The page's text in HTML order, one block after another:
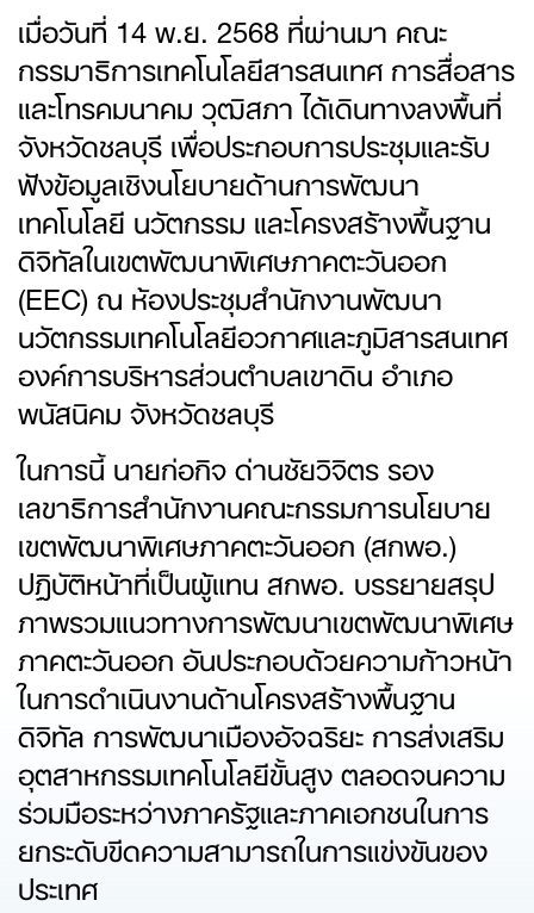
เมื่อวันที่ 14 พ.ย. 2568 ที่ผ่านมา คณะ
กรรมาธิการเทคโนโลยีสารสนเทศ การสื่อสาร
และโทรคมนาคม วุฒิสภา ได้เดินทางลงพื้นที่
จังหวัดชลบุรี เพื่อประกอบการประชุมและรับ
ฟังข้อมูลเชิงนโยบายด้านการพัฒนา
เทคโนโลยี นวัตกรรม และโครงสร้างพื้นฐาน
ดิจิทัลในเขตพัฒนาพิเศษภาคตะวันออก
(EEC) ณ ห้องประชุมสำนักงานพัฒนา
นวัตกรรมเทคโนโลยีอวกาศและภูมิสารสนเทศ
องค์การบริหารส่วนตำบลเขาดิน อำเภอ
พนัสนิคม จังหวัดชลบุรี
ในการนี้ นายก่อกิจ ด่านชัยวิจิตร รอง
เลขาธิการสำนักงานคณะกรรมการนโยบาย
เขตพัฒนาพิเศษภาคตะวันออก (สกพอ.)
ปฏิบัติหน้าที่เป็นผู้แทน สกพอ. บรรยายสรุป
ภาพรวมแนวทางการพัฒนาเขตพัฒนาพิเศษ
ภาคตะวันออก อันประกอบด้วยความก้าวหน้า
ในการดำเนินงานด้านโครงสร้างพื้นฐาน
ดิจิทัล การพัฒนาเมืองอัจฉริยะ การส่งเสริม
อุตสาหกรรมเทคโนโลยีขั้นสูง ตลอดจนความ
ร่วมมือระหว่างภาครัฐและภาคเอกชนในการ
ยกระดับขีดความสามารถในการแข่งขันของ
ประเทศ